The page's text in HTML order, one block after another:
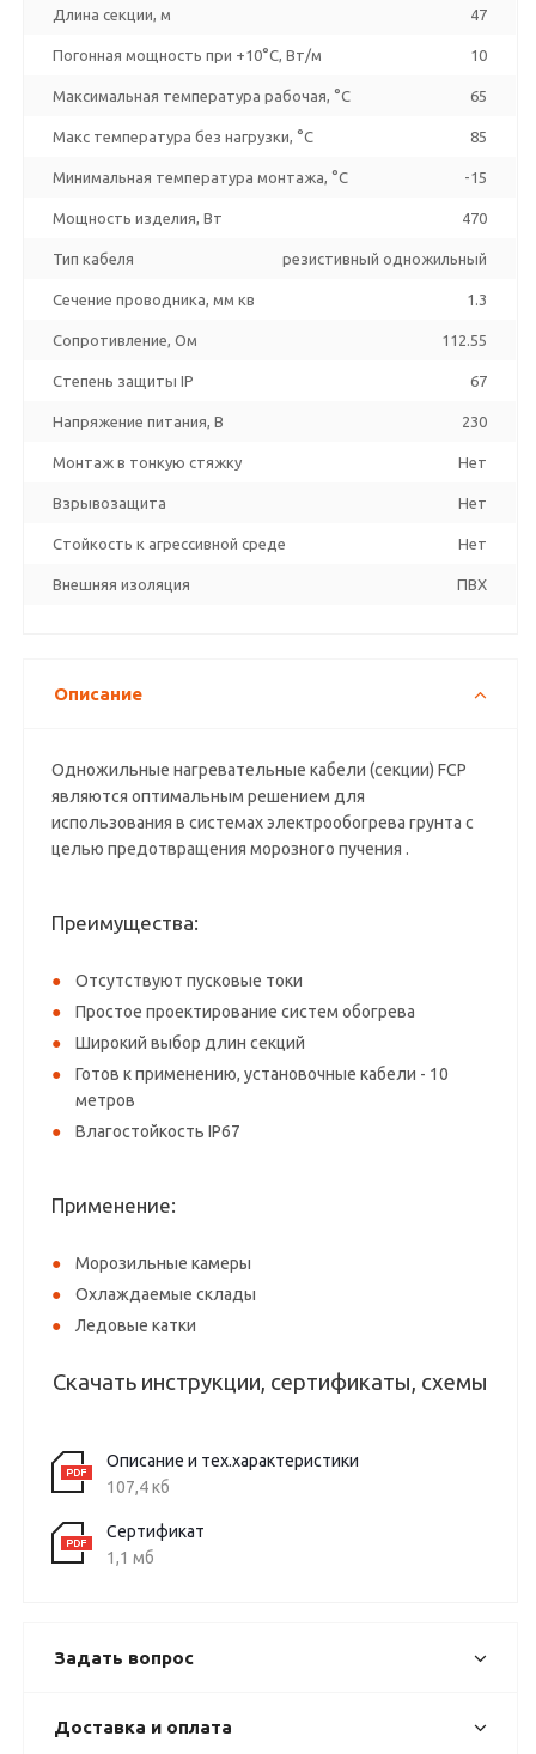
Длина секции, м 47
Погонная мощность при +10°С, Вт/м 10
Максимальная температура рабочая, °C 65
Макс температура без нагрузки, °C 85
Минимальная температура монтажа, °C -15
Мощность изделия, Вт 470
Тип кабеля резистивный одножильный
Сечение проводника, мм кв 1.3
Сопротивление, Ом 112.55
Степень защиты IP 67
Напряжение питания, В 230
Монтаж в тонкую стяжку Нет
Взрывозащита Нет
Стойкость к агрессивной среде Нет
Внешняя изоляция ПВХ
Описание
Одножильные нагревательные кабели (секции) FCP
являются оптимальным решением для
использования в системах электрообогрева грунта с
целью предотвращения морозного пучения .
Преимущества:
Отсутствуют пусковые токи
Простое проектирование систем обогрева
Широкий выбор длин секций
Готов к применению, установочные кабели - 10
метров
Влагостойкость IP67
Применение:
Морозильные камеры
Охлаждаемые склады
Ледовые катки
Скачать инструкции, сертификаты, схемы
Описание и тех.характеристики
107,4 кб
Сертификат
1,1 мб
Задать вопрос
Доставка и оплата